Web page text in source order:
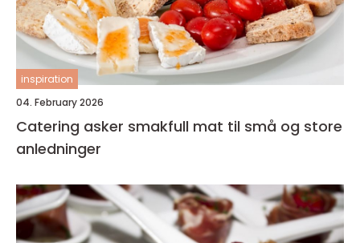
inspiration
04. February 2026
Catering asker smakfull mat til små og store
anledninger